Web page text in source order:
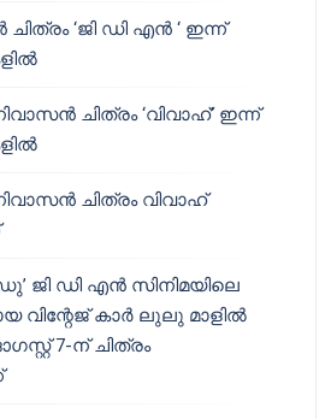
‘ജി ഡി എൻ ‘ ഇന്ന്
ചിത്രം ‘വിവാഹ്’ ഇന്ന്
ചിത്രം വിവാഹ്
ജി ഡി എൻ സിനിമയിലെ
വിന്റേജ് കാർ ലുലു മാളിൽ
7-ന് ചിത്രം